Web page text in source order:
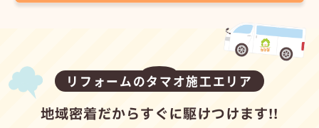
リフォームのタマオ施工エリア
地域密着だからすぐに駆けつけます!!